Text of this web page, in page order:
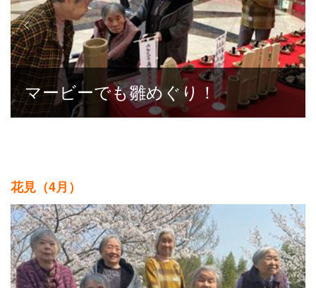
マービーでも雛めぐり！
花見（4月）